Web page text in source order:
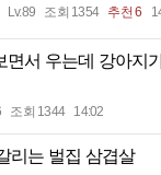
Lv.89 조회 1354 추천 6
면서 우는데 강아지
조회 1344 14:02
리는 벌집 삼겹살